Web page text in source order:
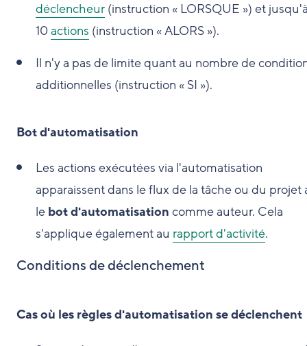
déclencheur (instruction « LORSQUE ») et
10actions (instruction « ALORS »).
Il n'y a pas de limite quant au nombre de
additionnelles (instruction « SI »).
Bot d'automatisation
Les actions exécutées via l'automatisation
apparaissent dans le flux de la tâche ou du projet
le bot d'automatisation comme auteur. Cela
s'applique également au rapport d'activité.
Conditions de déclenchement
Cas où les règles d'automatisation se déclenchent